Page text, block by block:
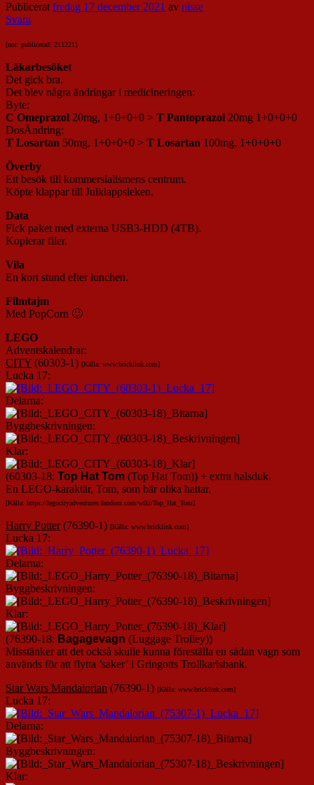
Publiceratfredag 17 december 2021 av nisse
Svara
[not: publicerad: 211221]
Läkarbesöket
Det gick bra.
Det blev några ändringar i medicineringen:
Byte:
C Omeprazol 20mg, 1+0+0+0 > T Pantoprazol 20mg 1+0+0+0
DosÄndring:
T Losartan 50mg, 1+0+0+0 > T Losartan 100mg, 1+0+0+0
Överby
Ett besök till kommersialismens centrum.
Köpte klappar till Julklappsleken.
Data
Fick paket med externa USB3-HDD (4TB).
Kopierar filer.
Vila
En kort stund efter lunchen.
Filmtajm
Med PopCorn 🙂
LEGO
Adventskalendrar:
CITY (60303-1) [Källa: www.bricklink.com]
Lucka 17:
Delarna:
Byggbeskrivningen:
Klar:
(60303-18: Top Hat Tom (Top Hat Tom)) + extra halsduk.
En LEGO-karaktär, Tom, som bär olika hattar.
[Källa: https://legocityadventures.fandom.com/wiki/Top_Hat_Tom]
Harry Potter(76390-1) [Källa: www.bricklink.com]
Lucka 17:
Delarna:
Byggbeskrivningen:
Klar:
(76390-18: Bagagevagn (Luggage Trolley))
Misstänker att det också skulle kunna föreställa en sådan vagn som
används för att flytta ’saker’ i Gringotts Trollkarlsbank.
Star Wars Mandalorian (76390-1) [Källa: www.bricklink.com]
Lucka 17:
Delarna:
Byggbeskrivningen:
Klar: